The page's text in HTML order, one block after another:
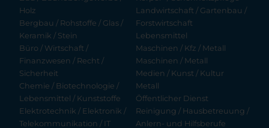
Holz
Bergbau / Rohstoffe / Glas /
Keramik / Stein
Büro / Wirtschaft /
Finanzwesen / Recht /
Sicherheit
Chemie / Biotechnologie /
Lebensmittel / Kunststoffe
Elektrotechnik / Elektronik /
Telekommunikation / IT
Landwirtschaft / Gartenbau /
Forstwirtschaft
Lebensmittel
Maschinen / Kfz / Metall
Maschinen / Metall
Medien / Kunst / Kultur
Metall
Öffentlicher Dienst
Reinigung / Hausbetreuung /
Anlern- und Hilfsberufe